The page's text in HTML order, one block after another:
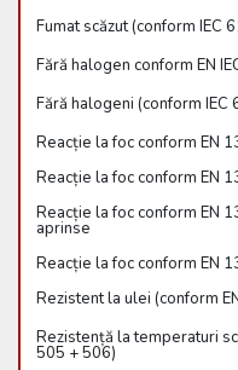
Fumat scăzut (conform IEC
Fără halogen conform EN
Fără halogeni (conform IEC
Reacție la foc conform EN
Reacție la foc conform EN
Reacție la foc conform EN
aprinse
Reacție la foc conform EN
Rezistent la ulei (conform
Rezistență la temperaturi
505 + 506)